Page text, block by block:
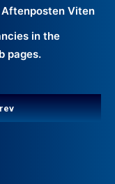
Viten
in the
pages.